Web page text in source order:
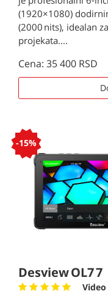
(1920×1080)
(2000 nits), idealan
projekata....
Cena: 35 400 RSD
-15%
Desview OL7 7